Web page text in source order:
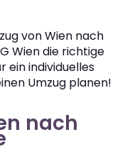
von Wien nach
Wien die richtige
ein individuelles
Umzug planen!
nach